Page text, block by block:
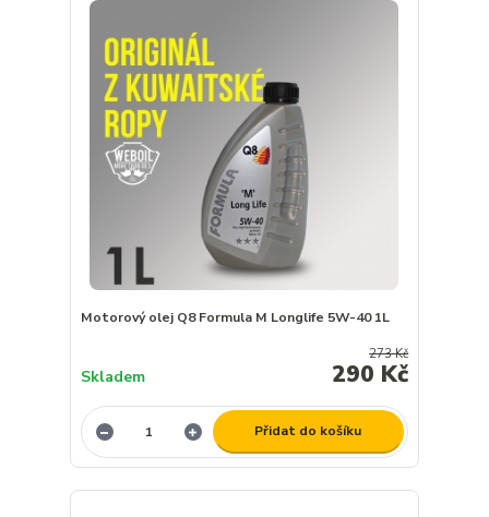
Motorový olej Q8 Formula M Longlife 5W-40 1L
273 Kč
290 Kč
Skladem
Přidat do košíku